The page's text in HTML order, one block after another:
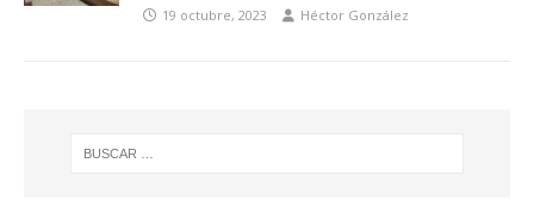
19 octubre, 2023 Héctor González